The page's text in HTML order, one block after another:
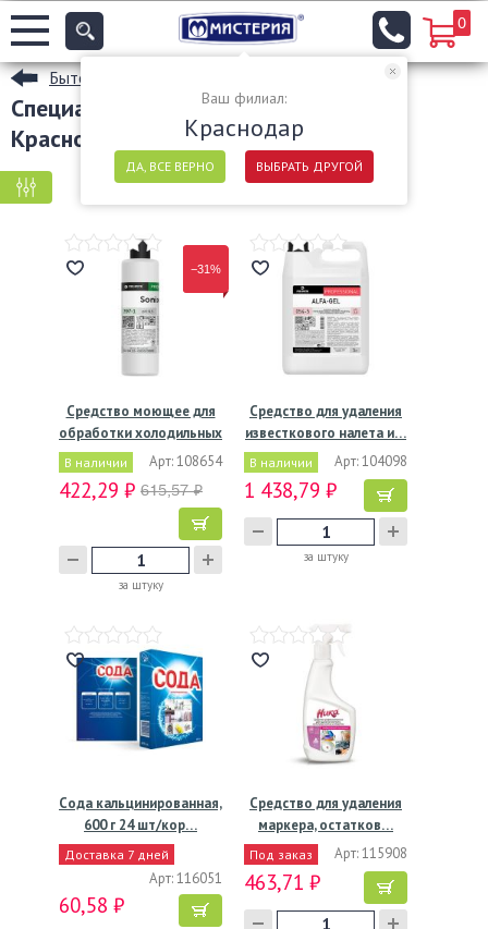
Ваш филиал:
Краснодар
ДА, ВСЕ ВЕРНО ВЫБРАТЬ ДРУГОЙ
0
Бытовая химия оптом с доставкой по РФ
Специализированные средства в
Краснодаре
−31%
Средство моющее для
обработки холодильных
и…
В наличии Арт: 108654
422,29 ₽ 615,57 ₽
за штуку
Средство для удаления
известкового налета и…
В наличии Арт: 104098
1 438,79 ₽
за штуку
Сода кальцинированная,
600 г 24 шт/кор…
Доставка 7 дней
Арт: 116051
60,58 ₽
Средство для удаления
маркера, остатков…
Под заказ Арт: 115908
463,71 ₽